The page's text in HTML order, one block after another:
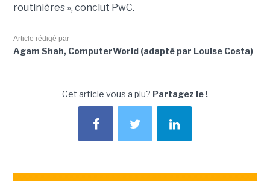
routinières », conclut PwC.
Article rédigé par
Agam Shah, ComputerWorld (adapté par Louise Costa)
Cet article vous a plu? Partagez le !